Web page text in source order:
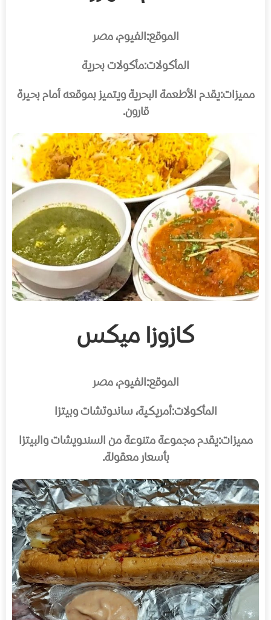
الموقع:الفيوم، مصر
المأكولات:مأكولات بحرية
مميزات:يقدم الأطعمة البحرية ويتميز بموقعه أمام بحيرة
قارون.
كازوزا ميكس
الموقع:الفيوم، مصر
المأكولات:أمريكية، ساندوتشات وبيتزا
مميزات:يقدم مجموعة متنوعة من السندويشات والبيتزا
بأسعار معقولة.